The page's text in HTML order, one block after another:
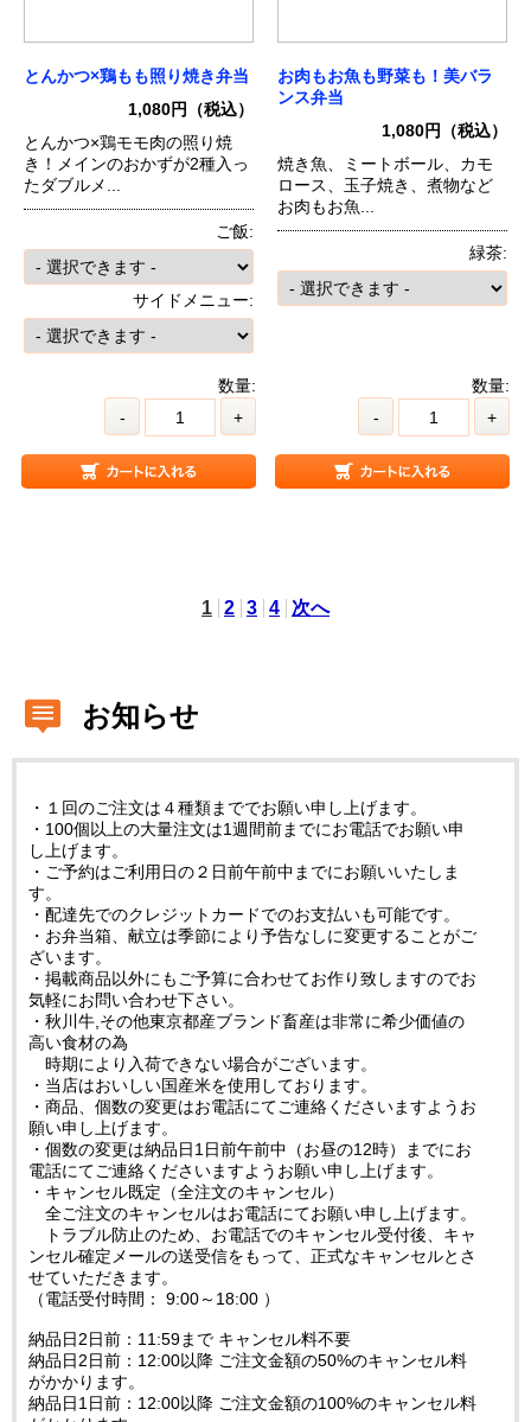
とんかつ×鶏もも照り焼き弁当
1,080円（税込）
とんかつ×鶏モモ肉の照り焼
き！メインのおかずが2種入っ
たダブルメ...
ご飯:
サイドメニュー:
数量:
-
+
お肉もお魚も野菜も！美バラ
ンス弁当
1,080円（税込）
焼き魚、ミートボール、カモ
ロース、玉子焼き、煮物など
お肉もお魚...
緑茶:
数量:
-
+
1 2 3 4 次へ
お知らせ
・１回のご注文は４種類まででお願い申し上げます。
・100個以上の大量注文は1週間前までにお電話でお願い申
し上げます。
・ご予約はご利用日の２日前午前中までにお願いいたしま
す。
・配達先でのクレジットカードでのお支払いも可能です。
・お弁当箱、献立は季節により予告なしに変更することがご
ざいます。
・掲載商品以外にもご予算に合わせてお作り致しますのでお
気軽にお問い合わせ下さい。
・秋川牛,その他東京都産ブランド畜産は非常に希少価値の
高い食材の為
時期により入荷できない場合がございます。
・当店はおいしい国産米を使用しております。
・商品、個数の変更はお電話にてご連絡くださいますようお
願い申し上げます。
・個数の変更は納品日1日前午前中（お昼の12時）までにお
電話にてご連絡くださいますようお願い申し上げます。
・キャンセル既定（全注文のキャンセル）
全ご注文のキャンセルはお電話にてお願い申し上げます。
トラブル防止のため、お電話でのキャンセル受付後、キャ
ンセル確定メールの送受信をもって、正式なキャンセルとさ
せていただきます。
（電話受付時間： 9:00～18:00 ）
納品日2日前：11:59まで キャンセル料不要
納品日2日前：12:00以降 ご注文金額の50%のキャンセル料
がかかります。
納品日1日前：12:00以降 ご注文金額の100%のキャンセル料